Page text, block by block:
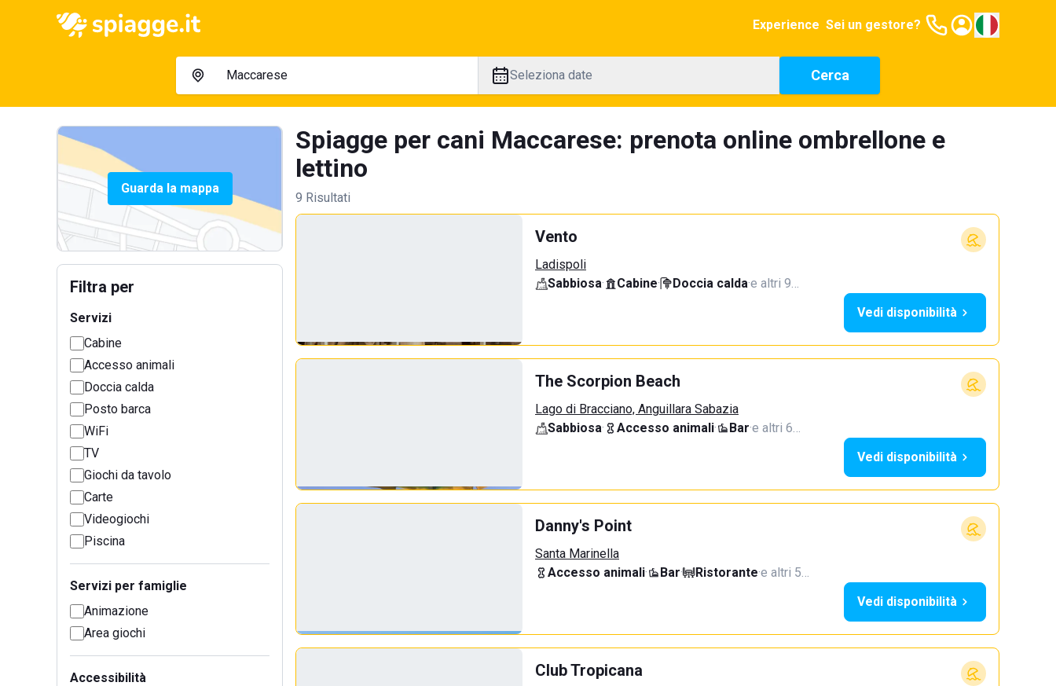
Experience Sei un gestore?
Seleziona date Cerca
Guarda la mappa
Filtra per
Servizi
Cabine
Accesso animali
Doccia calda
Posto barca
WiFi
TV
Giochi da tavolo
Carte
Videogiochi
Piscina
Servizi per famiglie
Animazione
Area giochi
Accessibilità
Spiagge per cani Maccarese: prenota online ombrellone e
lettino
9 Risultati
Vento
Ladispoli
Sabbiosa· Cabine· Doccia calda·e altri 9…
Vedi disponibilità
The Scorpion Beach
Lago di Bracciano, Anguillara Sabazia
Sabbiosa· Accesso animali· Bar·e altri 6…
Vedi disponibilità
Danny's Point
Santa Marinella
Accesso animali· Bar· Ristorante·e altri 5…
Vedi disponibilità
Club Tropicana